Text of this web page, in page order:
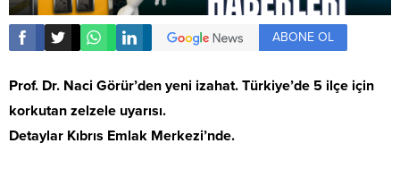
ABONE OL
Prof. Dr. Naci Görür’den yeni izahat. Türkiye’de 5 ilçe için
korkutan zelzele uyarısı.
Detaylar Kıbrıs Emlak Merkezi’nde.